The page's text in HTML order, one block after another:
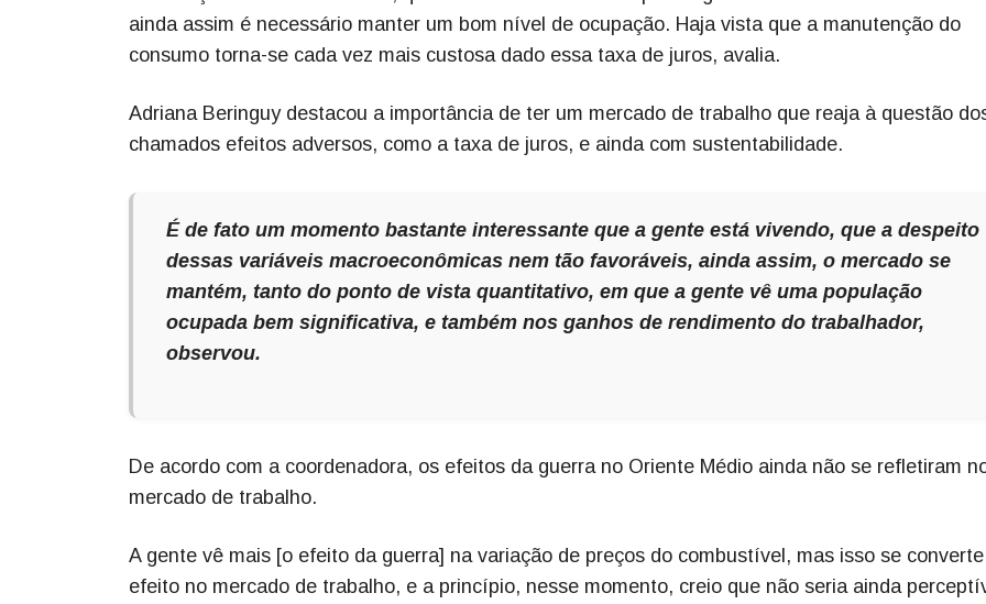
ainda assim é necessário manter um bom nível de ocupação. Haja vista que a manutenção do
consumo torna-se cada vez mais custosa dado essa taxa de juros, avalia.
Adriana Beringuy destacou a importância de ter um mercado de trabalho que reaja à questão
chamados efeitos adversos, como a taxa de juros, e ainda com sustentabilidade.
É de fato um momento bastante interessante que a gente está vivendo, que a despeito
dessas variáveis macroeconômicas nem tão favoráveis, ainda assim, o mercado se
mantém, tanto do ponto de vista quantitativo, em que a gente vê uma população
ocupada bem significativa, e também nos ganhos de rendimento do trabalhador,
observou.
De acordo com a coordenadora, os efeitos da guerra no Oriente Médio ainda não se refletiram
mercado de trabalho.
A gente vê mais [o efeito da guerra] na variação de preços do combustível, mas isso se
efeito no mercado de trabalho, e a princípio, nesse momento, creio que não seria ainda